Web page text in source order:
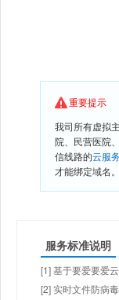
重要提示
我司所有虚拟
院、民营医院
信线路的云服
才能绑定域名
服务标准说明
[1] 基于要爱要爱
[2] 实时文件防病